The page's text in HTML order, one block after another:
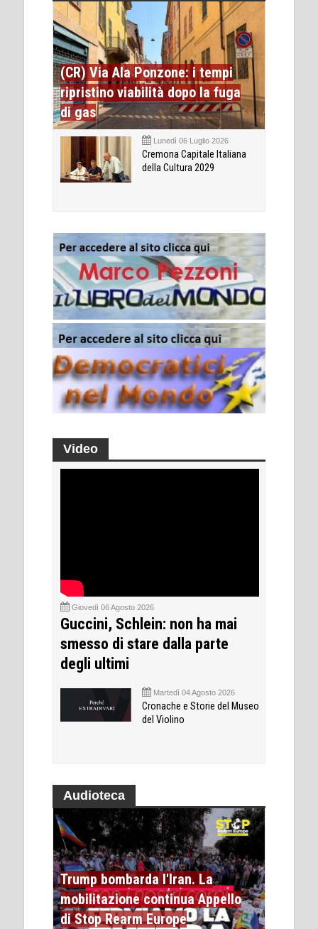
(CR) Via Ala Ponzone: i tempi
ripristino viabilità dopo la fuga
di gas
Lunedì 06 Luglio 2026
Cremona Capitale Italiana
della Cultura 2029
Video
Giovedì 06 Agosto 2026
Guccini, Schlein: non ha mai
smesso di stare dalla parte
degli ultimi
Martedì 04 Agosto 2026
Cronache e Storie del Museo
del Violino
Audioteca
Trump bombarda l'Iran. La
mobilitazione continua Appello
di Stop Rearm Europe